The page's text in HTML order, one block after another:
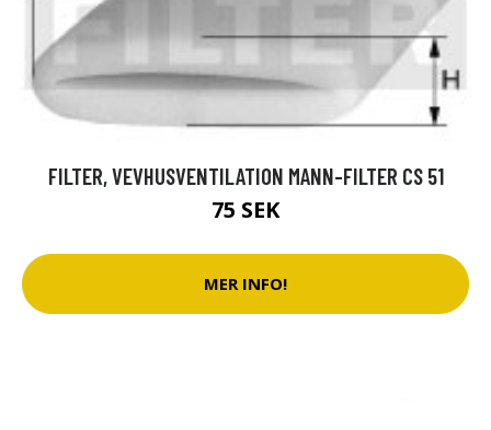
FILTER, VEVHUSVENTILATION MANN-FILTER CS 51
75 SEK
MER INFO!